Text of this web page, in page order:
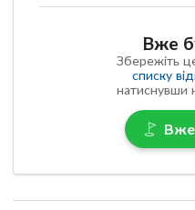
Вже
Збережіть
списку
натиснувши
Вже